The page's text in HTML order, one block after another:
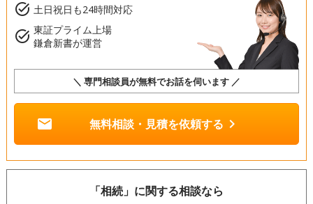
task_alt 土日祝日も24時間対応
task_alt 東証プライム上場
鎌倉新書が運営
＼ 専門相談員が無料でお話を伺います ／
mail 無料相談・見積を依頼する chevron_right
「相続」に関する相談なら